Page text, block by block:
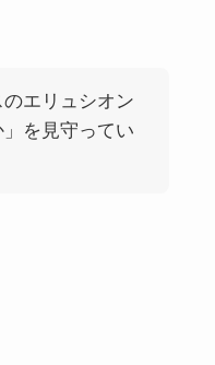
エリュシオン
を見守ってい